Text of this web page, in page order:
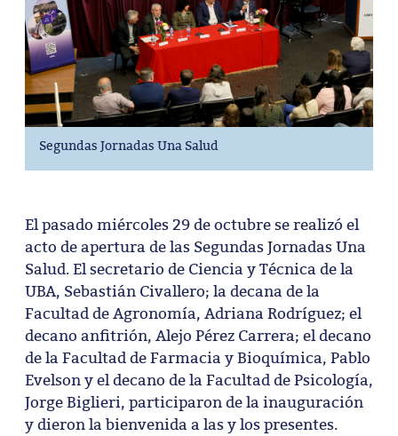
Segundas Jornadas Una Salud
El pasado miércoles 29 de octubre se realizó el
acto de apertura de las Segundas Jornadas Una
Salud. El secretario de Ciencia y Técnica de la
UBA, Sebastián Civallero; la decana de la
Facultad de Agronomía, Adriana Rodríguez; el
decano anfitrión, Alejo Pérez Carrera; el decano
de la Facultad de Farmacia y Bioquímica, Pablo
Evelson y el decano de la Facultad de Psicología,
Jorge Biglieri, participaron de la inauguración
y dieron la bienvenida a las y los presentes.